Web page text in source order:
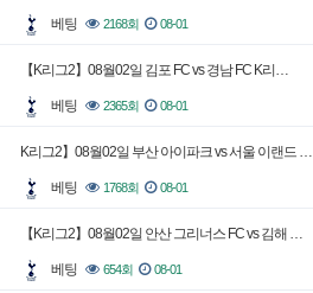
베팅 2168회 08-01
【K리그2】08월02일 김포 FC vs 경남 FC K리…
베팅 2365회 08-01
K리그2】08월02일 부산 아이파크 vs 서울 이랜드 …
베팅 1768회 08-01
【K리그2】08월02일 안산 그리너스 FC vs 김해 …
베팅 654회 08-01